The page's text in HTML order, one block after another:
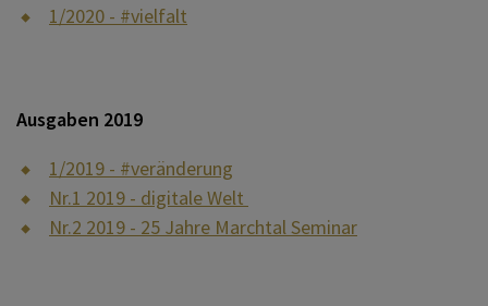
1/2020 - #vielfalt
Ausgaben 2019
1/2019 - #veränderung
Nr.1 2019 - digitale Welt
Nr.2 2019 - 25 Jahre Marchtal Seminar